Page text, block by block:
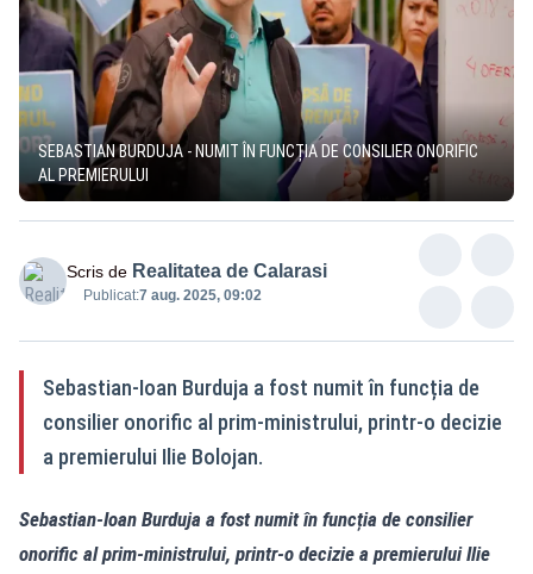
SEBASTIAN BURDUJA - NUMIT ÎN FUNCȚIA DE CONSILIER ONORIFIC
AL PREMIERULUI
Scris de Realitatea de Calarasi
Publicat:7 aug. 2025, 09:02
Sebastian-Ioan Burduja a fost numit în funcția de
consilier onorific al prim-ministrului, printr-o decizie
a premierului Ilie Bolojan.
Sebastian-Ioan Burduja a fost numit în funcția de consilier
onorific al prim-ministrului, printr-o decizie a premierului Ilie